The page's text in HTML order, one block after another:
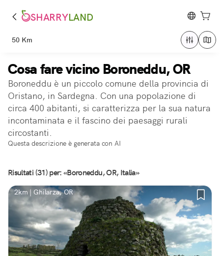
SHARRYLAND
50 Km
Cosa fare vicino Boroneddu, OR
Boroneddu è un piccolo comune della provincia di
Oristano, in Sardegna. Con una popolazione di
circa 400 abitanti, si caratterizza per la sua natura
incontaminata e il fascino dei paesaggi rurali
circostanti.
Questa descrizione è generata con AI
Risultati (31) per: «Boroneddu, OR, Italia»
2km | Ghilarza, OR